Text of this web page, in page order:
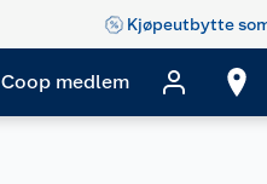
Kjøpeutbytte
Coop medlem